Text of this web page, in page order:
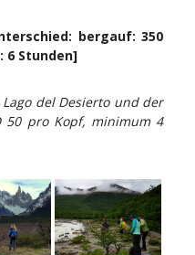
bergauf: 350
6 Stunden]
Lago del Desierto und der
50 pro Kopf, minimum 4